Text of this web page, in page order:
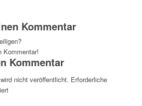
Kommentar
Kommentar!
Kommentar
nicht veröffentlicht. Erforderliche